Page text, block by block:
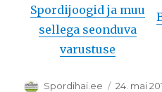
Spordijoogid ja muu
sellega seonduva
varustuse
Autor
Spordihai.ee Postitatud
24. mai